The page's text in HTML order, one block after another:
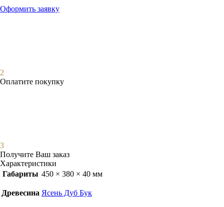
Оформить заявку
2
Оплатите покупку
3
Получите Ваш заказ
Характеристики
Габариты 450 × 380 × 40 мм
Древесина Ясень Дуб Бук